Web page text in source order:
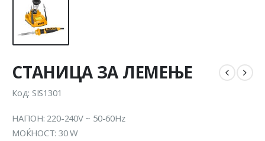
СТАНИЦА ЗА ЛЕМЕЊЕ
Код: SIS1301
НАПОН: 220-240V ~ 50-60Hz
МОЌНОСТ: 30 W